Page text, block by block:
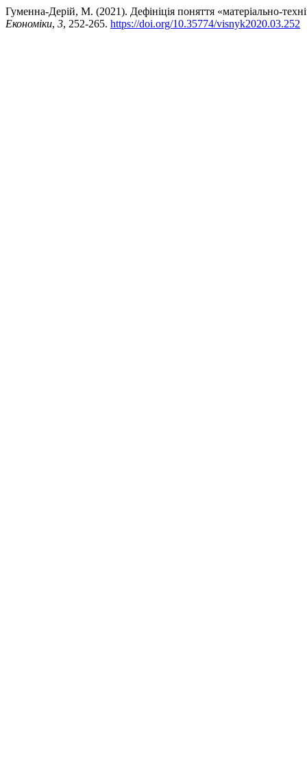
Гуменна-Дерій, М. (2021). Дефініція поняття «матеріально-
Економіки, 3, 252-265. https://doi.org/10.35774/visnyk2020.03.252